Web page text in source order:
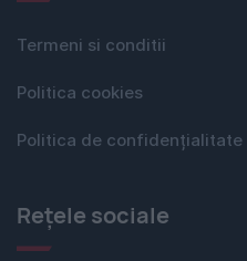
Termeni si conditii
Politica cookies
Politica de confidențialitate
Rețele sociale